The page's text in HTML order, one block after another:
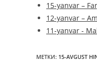
15-yanvar –
12-yanvar –
11-yanvar -
МЕТКИ: 15-AVGUST